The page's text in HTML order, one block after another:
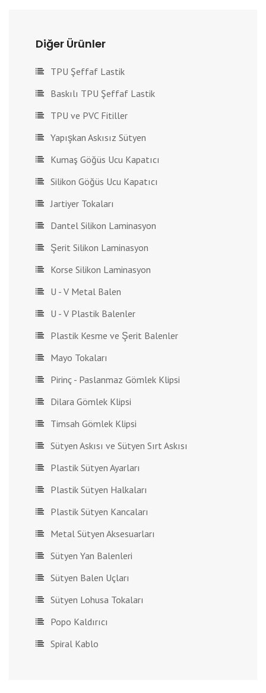
Diğer Ürünler
TPU Şeffaf Lastik
Baskılı TPU Şeffaf Lastik
TPU ve PVC Fitiller
Yapışkan Askısız Sütyen
Kumaş Göğüs Ucu Kapatıcı
Silikon Göğüs Ucu Kapatıcı
Jartiyer Tokaları
Dantel Silikon Laminasyon
Şerit Silikon Laminasyon
Korse Silikon Laminasyon
U - V Metal Balen
U - V Plastik Balenler
Plastik Kesme ve Şerit Balenler
Mayo Tokaları
Pirinç - Paslanmaz Gömlek Klipsi
Dilara Gömlek Klipsi
Timsah Gömlek Klipsi
Sütyen Askısı ve Sütyen Sırt Askısı
Plastik Sütyen Ayarları
Plastik Sütyen Halkaları
Plastik Sütyen Kancaları
Metal Sütyen Aksesuarları
Sütyen Yan Balenleri
Sütyen Balen Uçları
Sütyen Lohusa Tokaları
Popo Kaldırıcı
Spiral Kablo